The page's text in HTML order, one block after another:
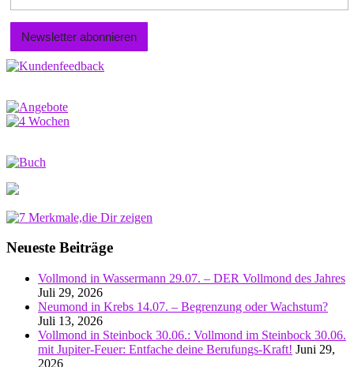
Neueste Beiträge
Vollmond in Wassermann 29.07. – DER Vollmond des Jahres
Juli 29, 2026
Neumond in Krebs 14.07. – Begrenzung oder Wachstum?
Juli 13, 2026
Vollmond in Steinbock 30.06.: Vollmond im Steinbock 30.06.
mit Jupiter-Feuer: Entfache deine Berufungs-Kraft! Juni 29,
2026